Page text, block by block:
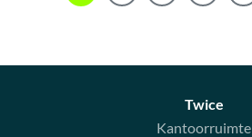
Twice
Kantoorruimte